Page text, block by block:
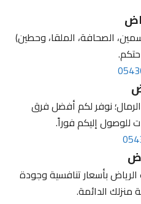
الصحافة، الملقا، وحطين)
نوفر لكم أفضل فرق
إليكم فوراً.
بأسعار تنافسية وجودة
الدائمة.